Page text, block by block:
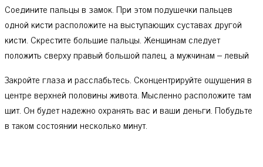
Соедините пальцы в замок. При этом подушечки пальцев
одной кисти расположите на выступающих суставах другой
кисти. Скрестите большие пальцы. Женщинам следует
положить сверху правый большой палец, а мужчинам – левый
Закройте глаза и расслабьтесь. Сконцентрируйте ощущения в
центре верхней половины живота. Мысленно расположите там
щит. Он будет надежно охранять вас и ваши деньги. Побудьте
в таком состоянии несколько минут.